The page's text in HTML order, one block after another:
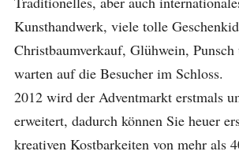
Kunsthandwerk, viele tolle
Christbaumverkauf, Glühwein,
warten auf die Besucher im Schloss.
2012 wird der Adventmarkt erstmals
erweitert, dadurch können Sie heuer
kreativen Kostbarkeiten von mehr als